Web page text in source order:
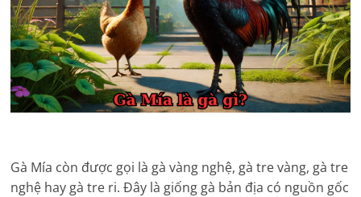
Gà Mía còn được gọi là gà vàng nghệ, gà tre vàng, gà tre
nghệ hay gà tre ri. Đây là giống gà bản địa có nguồn gốc